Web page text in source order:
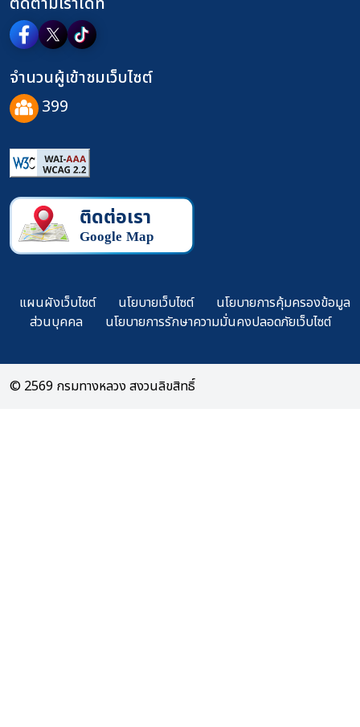
จำนวนผู้เข้าชมเว็บไซต์
399
แผนผังเว็บไซต์ นโยบายเว็บไซต์
นโยบายการคุ้มครองข้อมูล
ส่วนบุคคล
นโยบายการรักษาความมั่นคงปลอดภัยเว็บไซต์
© 2569 กรมทางหลวง สงวนลิขสิทธิ์